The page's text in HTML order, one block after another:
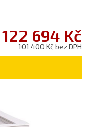
122 694 Kč
101 400 Kč bez DPH